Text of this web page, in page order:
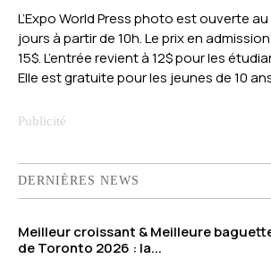
L’Expo World Press photo est ouverte
jours à partir de 10h. Le prix en
15$. L’entrée revient à 12$ pour les
Elle est gratuite pour les jeunes de 10
DERNIÈRES NEWS
Meilleur croissant & Meilleure
de Toronto 2026 : la...